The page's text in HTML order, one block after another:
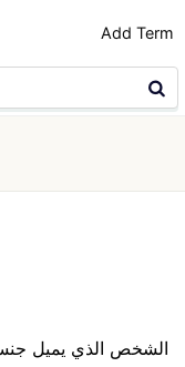
Add Term
الشخص الذي يميل